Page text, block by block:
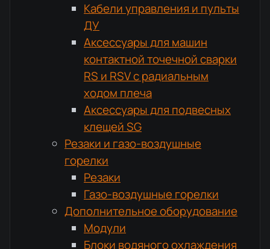
Кабели управления и пульты
ДУ
Аксессуары для машин
контактной точечной сварки
RS и RSV с радиальным
ходом плеча
Аксессуары для подвесных
клещей SG
Резаки и газо-воздушные
горелки
Резаки
Газо-воздушные горелки
Дополнительное оборудование
Модули
Блоки водяного охлаждения